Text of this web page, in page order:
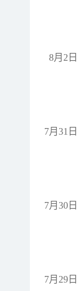
8月2日
7月31日
7月30日
7月29日